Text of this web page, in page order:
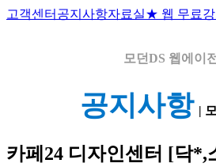
고객센터 공지사항자료실★ 웹 무료강
모던DS 웹에이
공지사항 |
카페24 디자인센터 [닥*,